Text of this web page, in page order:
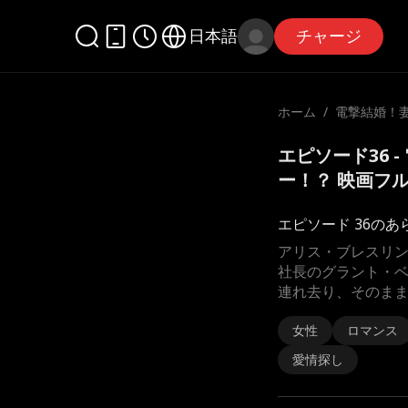
日本語 チャージ
ホーム / 電撃結婚！
エピソード36 -
ー！？ 映画フ
エピソード 36のあ
アリス・ブレスリ
社長のグラント・
連れ去り、そのま
女性
ロマンス
愛情探し